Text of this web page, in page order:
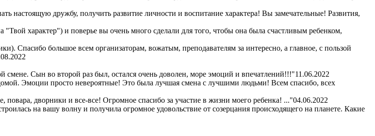
настоящую дружбу, получить развитие личности и воспитание характера! Вы замечательные! Развития,
характер") и поверье вы очень много сделали для того, чтобы она была счастливым ребенком,
Спасибо большое всем организаторам, вожатым, преподавателям за интересно, а главное, с пользой
Сын во второй раз был, остался очень доволен, море эмоций и впечатлений!!!"11.06.2022
Эмоции просто невероятные! Это была лучшая смена с лучшими людьми! Всем спасибо, всех
дворники и все-все! Огромное спасибо за участие в жизни моего ребенка! ..."04.06.2022
на вашу волну и получила огромное удовольствие от созерцания происходящего на планете. Какие